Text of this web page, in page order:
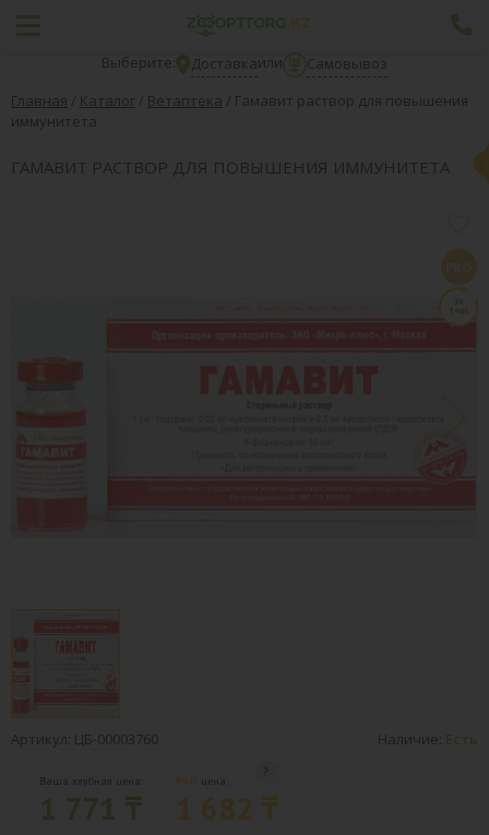
Выберите: Доставкаили
Самовывоз
Главная / Каталог / Ветаптека / Гамавит раствор для повышения
иммунитета
ГАМАВИТ РАСТВОР ДЛЯ ПОВЫШЕНИЯ ИММУНИТЕТА
Артикул: ЦБ-00003760 Наличие: Есть
Ваша клубная цена: PRO цена:
1 682 ₸